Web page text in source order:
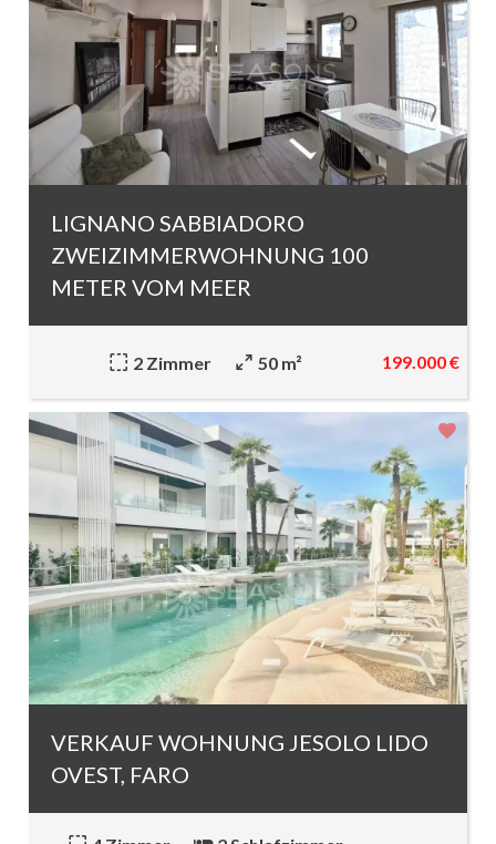
LIGNANO SABBIADORO
ZWEIZIMMERWOHNUNG 100
METER VOM MEER
2 Zimmer 50 m² 199.000 €
VERKAUF WOHNUNG JESOLO LIDO
OVEST, FARO